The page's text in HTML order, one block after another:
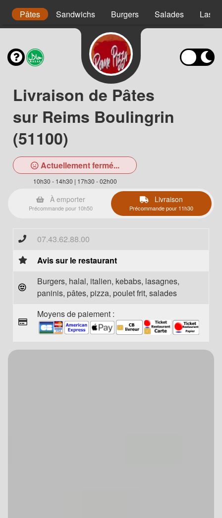
Pâtes Sandwichs Burgers Salades
Livraison de Pâtes
sur Reims Boulingrin
(51100)
Actuellement fermé...
10h30 - 14h30 | 17h30 - 02h00
À emporter
Précommande pour 10h50
Livraison
Précommande pour 11h30
07.43.62.88.00
Avis sur le restaurant
Burgers, halal, italien, kebabs, lasagnes,
paninis, pâtes, pizza, poulet frit, salades
Moyens de paiement :